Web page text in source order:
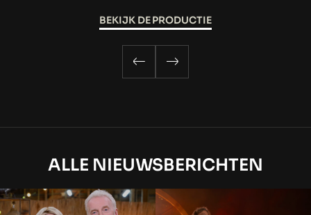
BEKIJK DE PRODUCTIE
ALLE NIEUWSBERICHTEN